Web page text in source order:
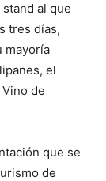
al que
tres días,
mayoría
el
de
que se
de